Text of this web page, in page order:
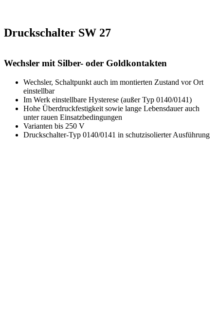
Druckschalter SW 27
Wechsler mit Silber- oder Goldkontakten
Wechsler, Schaltpunkt auch im montierten Zustand vor Ort
einstellbar
Im Werk einstellbare Hysterese (außer Typ 0140/0141)
Hohe Überdruckfestigkeit sowie lange Lebensdauer auch
unter rauen Einsatzbedingungen
Varianten bis 250 V
Druckschalter-Typ 0140/0141 in schutzisolierter Ausführung